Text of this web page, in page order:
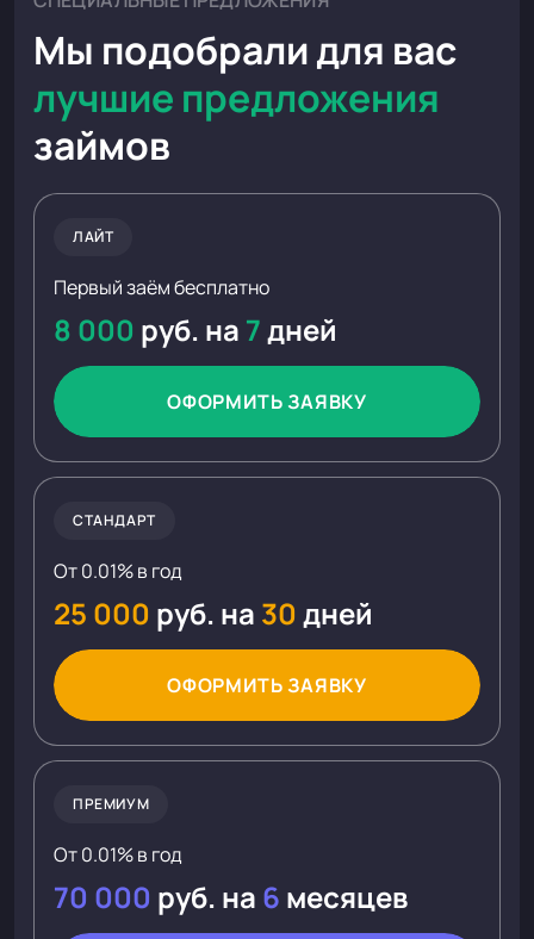
Мы подобрали для вас
лучшие предложения
займов
ЛАЙТ
Первый заём бесплатно
8 000 руб. на 7дней
ОФОРМИТЬ ЗАЯВКУ
СТАНДАРТ
От 0.01% в год
25 000 руб. на 30 дней
ОФОРМИТЬ ЗАЯВКУ
ПРЕМИУМ
От 0.01% в год
70 000 руб. на 6 месяцев